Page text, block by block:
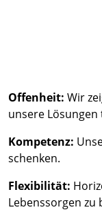
Offenheit: Wir
unsere
Kompetenz:
schenken.
Flexibilität:
Lebenssorgen zu